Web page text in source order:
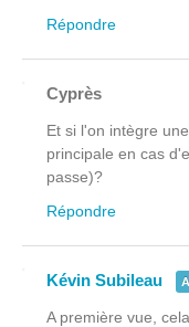
Répondre
Cyprès
Et si l'on intègre
principale en cas
passe)?
Répondre
Kévin Subileau
A première vue,